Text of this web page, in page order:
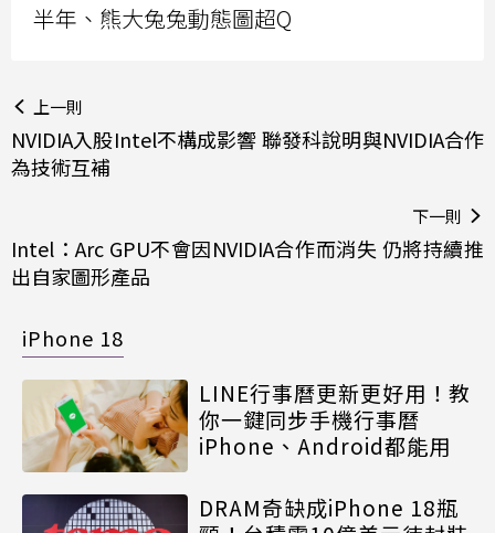
半年、熊大兔兔動態圖超Q
上一則
NVIDIA入股Intel不構成影響 聯發科說明與NVIDIA合作
為技術互補
下一則
Intel：Arc GPU不會因NVIDIA合作而消失 仍將持續推
出自家圖形產品
iPhone 18
LINE行事曆更新更好用！教
你一鍵同步手機行事曆
iPhone、Android都能用
DRAM奇缺成iPhone 18瓶